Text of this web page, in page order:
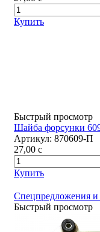
Купить
Быстрый просмотр
Шайба форсунки
Артикул: 870609-П
27,00 c
Купить
Спецпредложения
Быстрый просмотр